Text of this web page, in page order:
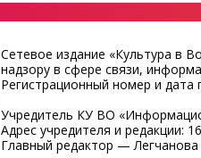
Сетевое издание «Культура в
надзору в сфере связи,
Регистрационный номер и
Учредитель КУ ВО
Адрес учредителя и редакции:
Главный редактор — Легчанова